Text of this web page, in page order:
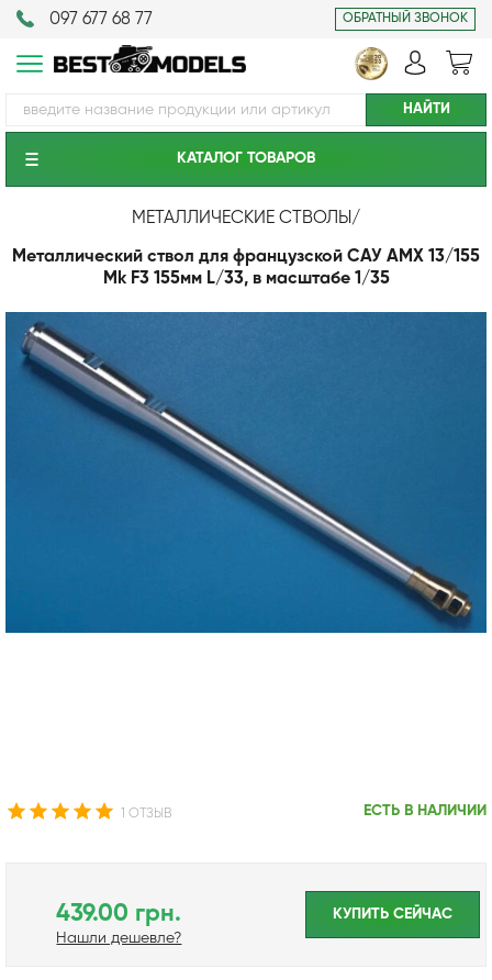
097 677 68 77 ОБРАТНЫЙ ЗВОНОК
КАТАЛОГ ТОВАРОВ
МЕТАЛЛИЧЕСКИЕ СТВОЛЫ /
Металлический ствол для французской САУ AMX 13/155
Mk F3 155мм L/33, в масштабе 1/35
1 ОТЗЫВ ЕСТЬ В НАЛИЧИИ
439.00 грн.
Нашли дешевле?
КУПИТЬ CЕЙЧАС